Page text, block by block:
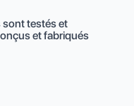
sont testés et
et fabriqués